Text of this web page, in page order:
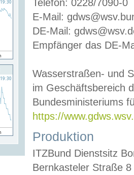
Telefon: 0228/7090-0
E-Mail:
DE-Mail:
Empfänger das DE-
Wasserstraßen- und
im Geschäftsbereich
Bundesministeriums
https://
Produktion
ITZBund Dienstsitz
Bernkasteler Straße 8